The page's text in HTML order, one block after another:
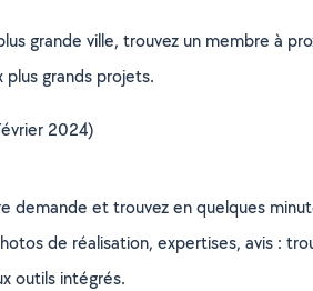
grande ville, trouvez un membre à
grands projets.
2024)
demande et trouvez en quelques
de réalisation, expertises, avis :
outils intégrés.